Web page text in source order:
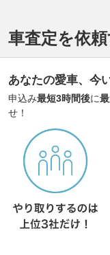
車査定を依
あなたの愛車、今
申込み最短3時間後に
せ！